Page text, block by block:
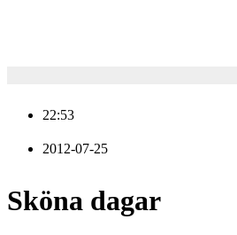
22:53
2012-07-25
Sköna dagar